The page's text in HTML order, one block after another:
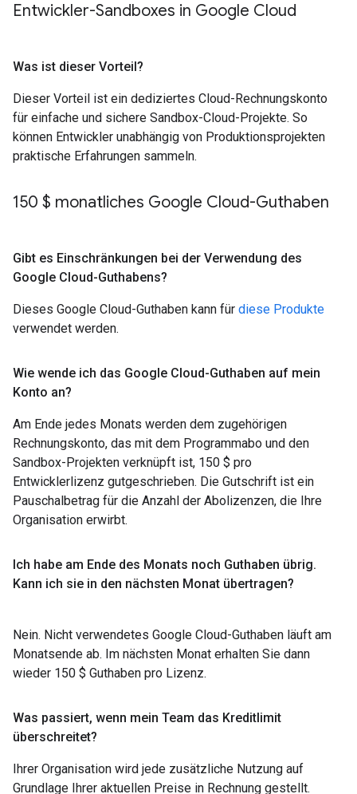
Entwickler-Sandboxes in Google Cloud
Was ist dieser Vorteil?
Dieser Vorteil ist ein dediziertes Cloud-Rechnungskonto
für einfache und sichere Sandbox-Cloud-Projekte. So
können Entwickler unabhängig von Produktionsprojekten
praktische Erfahrungen sammeln.
150 $ monatliches Google Cloud-Guthaben
Gibt es Einschränkungen bei der Verwendung des
Google Cloud-Guthabens?
Dieses Google Cloud-Guthaben kann für diese Produkte
verwendet werden.
Wie wende ich das Google Cloud-Guthaben auf mein
Konto an?
Am Ende jedes Monats werden dem zugehörigen
Rechnungskonto, das mit dem Programmabo und den
Sandbox-Projekten verknüpft ist, 150 $ pro
Entwicklerlizenz gutgeschrieben. Die Gutschrift ist ein
Pauschalbetrag für die Anzahl der Abolizenzen, die Ihre
Organisation erwirbt.
Ich habe am Ende des Monats noch Guthaben übrig.
Kann ich sie in den nächsten Monat übertragen?
Nein. Nicht verwendetes Google Cloud-Guthaben läuft am
Monatsende ab. Im nächsten Monat erhalten Sie dann
wieder 150 $ Guthaben pro Lizenz.
Was passiert, wenn mein Team das Kreditlimit
überschreitet?
Ihrer Organisation wird jede zusätzliche Nutzung auf
Grundlage Ihrer aktuellen Preise in Rechnung gestellt.